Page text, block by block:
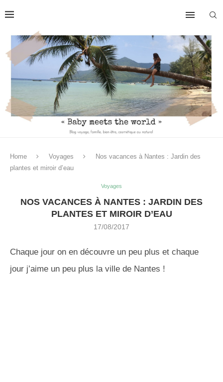
Home Voyages
Nos vacances à Nantes : Jardin des
plantes et miroir d’eau
Voyages
NOS VACANCES À NANTES : JARDIN DES
PLANTES ET MIROIR D’EAU
17/08/2017
Chaque jour on en découvre un peu plus et chaque
jour j’aime un peu plus la ville de Nantes !